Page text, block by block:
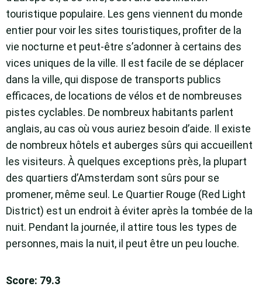
touristique populaire. Les gens viennent du monde
entier pour voir les sites touristiques, profiter de la
vie nocturne et peut-être s’adonner à certains des
vices uniques de la ville. Il est facile de se déplacer
dans la ville, qui dispose de transports publics
efficaces, de locations de vélos et de nombreuses
pistes cyclables. De nombreux habitants parlent
anglais, au cas où vous auriez besoin d’aide. Il existe
de nombreux hôtels et auberges sûrs qui accueillent
les visiteurs. À quelques exceptions près, la plupart
des quartiers d’Amsterdam sont sûrs pour se
promener, même seul. Le Quartier Rouge (Red Light
District) est un endroit à éviter après la tombée de la
nuit. Pendant la journée, il attire tous les types de
personnes, mais la nuit, il peut être un peu louche.
Score: 79.3